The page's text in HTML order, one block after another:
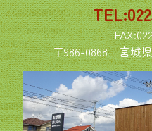
〒986-0868宮城